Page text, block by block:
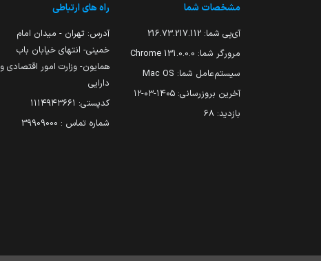
مشخصات شما
آی‌پی شما: 216.73.217.112
مرورگر شما: 131.0.0.0 Chrome
سیستم‌عامل شما: Mac OS
آخرین بروزرسانی: ۱۴۰۵-۰۳-۱۲
بازدید: 68
راه های ارتباطی
آدرس: تهران - میدان امام
خمینی- انتهای خیابان باب
همایون- وزارت امور اقتصادی و
دارایی
کدپستی: ۱۱۱۴۹۴۳۶۶۱
شماره تماس : 39909000